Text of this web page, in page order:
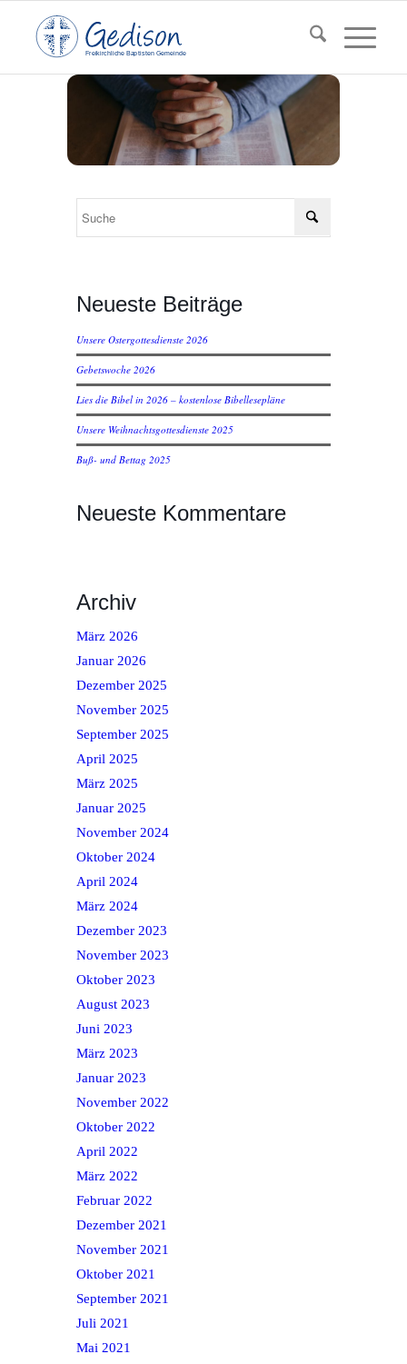
F reikirchlic heBa ptisten Gemeinde
Neueste Beiträge
Unsere Ostergottesdienste 2026
Gebetswoche 2026
Lies die Bibel in 2026 – kostenlose Bibellesepläne
Unsere Weihnachtsgottesdienste 2025
Buß- und Bettag 2025
Neueste Kommentare
Archiv
März 2026
Januar 2026
Dezember 2025
November 2025
September 2025
April 2025
März 2025
Januar 2025
November 2024
Oktober 2024
April 2024
März 2024
Dezember 2023
November 2023
Oktober 2023
August 2023
Juni 2023
März 2023
Januar 2023
November 2022
Oktober 2022
April 2022
März 2022
Februar 2022
Dezember 2021
November 2021
Oktober 2021
September 2021
Juli 2021
Mai 2021